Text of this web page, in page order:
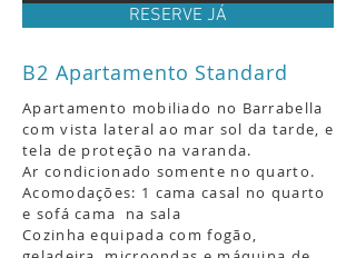
RESERVE JÁ
B2 Apartamento Standard
Apartamento mobiliado no Barrabella
com vista lateral ao mar sol da tarde, e
tela de proteção na varanda.
Ar condicionado somente no quarto.
Acomodações: 1 cama casal no quarto
e sofá cama na sala
Cozinha equipada com fogão,